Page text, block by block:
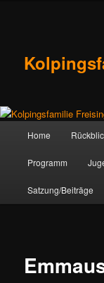
Home
Programm
Satzung/Beiträge